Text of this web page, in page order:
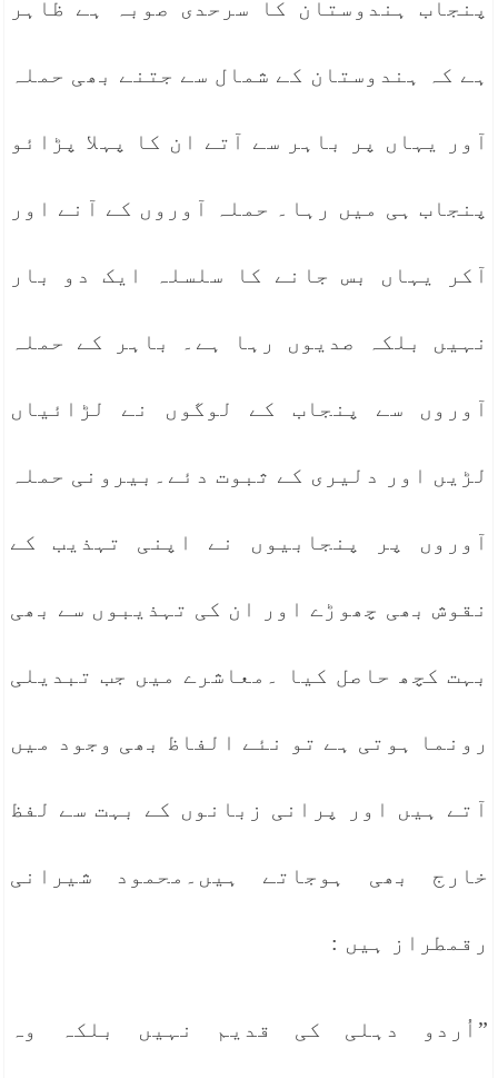
پنجاب ہندوستان کا سرحدی صوبہ ہے ظاہر
ہے کہ ہندوستان کے شمال سے جتنے بھی حملہ
آور یہاں پر باہر سے آتے ان کا پہلا پڑائو
پنجاب ہی میں رہا۔ حملہ آوروں کے آنے اور
آکر یہاں بس جانے کا سلسلہ ایک دو بار
نہیں بلکہ صدیوں رہا ہے۔ باہر کے حملہ
آوروں سے پنجاب کے لوگوں نے لڑائیاں
لڑیں اور دلیری کے ثبوت دئے۔بیرونی حملہ
آوروں پر پنجابیوں نے اپنی تہذیب کے
نقوش بھی چھوڑے اور ان کی تہذیبوں سے بھی
بہت کچھ حاصل کیا ۔معاشرے میں جب تبدیلی
رونما ہوتی ہے تو نئے الفاظ بھی وجود میں
آتے ہیں اور پرانی زبانوں کے بہت سے لفظ
خارج بھی ہوجاتے ہیں۔محمود شیرانی
رقمطراز ہیں :
”اُردو دہلی کی قدیم نہیں بلکہ وہ